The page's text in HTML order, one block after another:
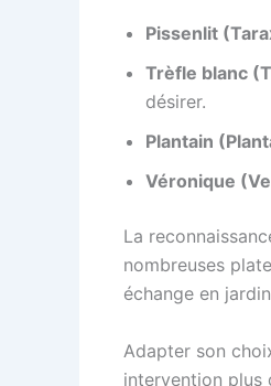
Pissenlit
Trèfle blanc
désirer.
Plantain
Véronique
La
nombreuses
échange en
Adapter son
intervention plus